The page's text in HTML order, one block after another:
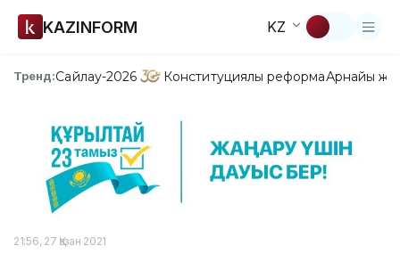
KAZINFORM KZ
Тренд:Сайлау-2026 Конституциялық реформаАрнайы
21:56, 27 Қазан 2021